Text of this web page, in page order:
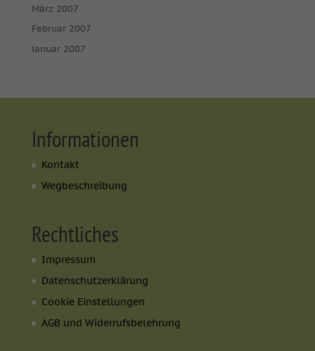
März 2007
Februar 2007
Januar 2007
Informationen
Kontakt
Wegbeschreibung
Rechtliches
Impressum
Datenschutzerklärung
Cookie Einstellungen
AGB und Widerrufsbelehrung